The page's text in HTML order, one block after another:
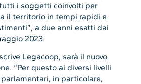
i soggetti coinvolti per
il territorio in tempi rapidi e
a due anni esatti dai
2023.
Legacoop, sarà il nuovo
“Per questo ai diversi livelli
in particolare,